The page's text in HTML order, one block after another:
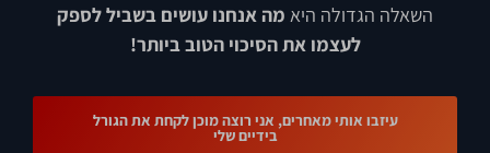
השאלה הגדולה היא מה אנחנו עושים בשביל לספק
לעצמו את הסיכוי הטוב ביותר!
עיזבו אותי מאחרים, אני רוצה מוכן לקחת את הגורל
בידיים שלי